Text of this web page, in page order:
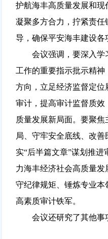
护航海丰高质量发展和现
凝聚多方合力，拧紧责任
导，确保平安海丰建设各
会议强调，要深入学
工作的重要指示批示精
方向，立足经济监督定
审计，提高审计监督质
质量发展新局面。要聚
局、守牢安全底线、改
实“后半篇文章”谋划推
力海丰经济社会高质量
守纪律规矩、锤炼专业
高素质审计铁军。
会议还研究了其他事